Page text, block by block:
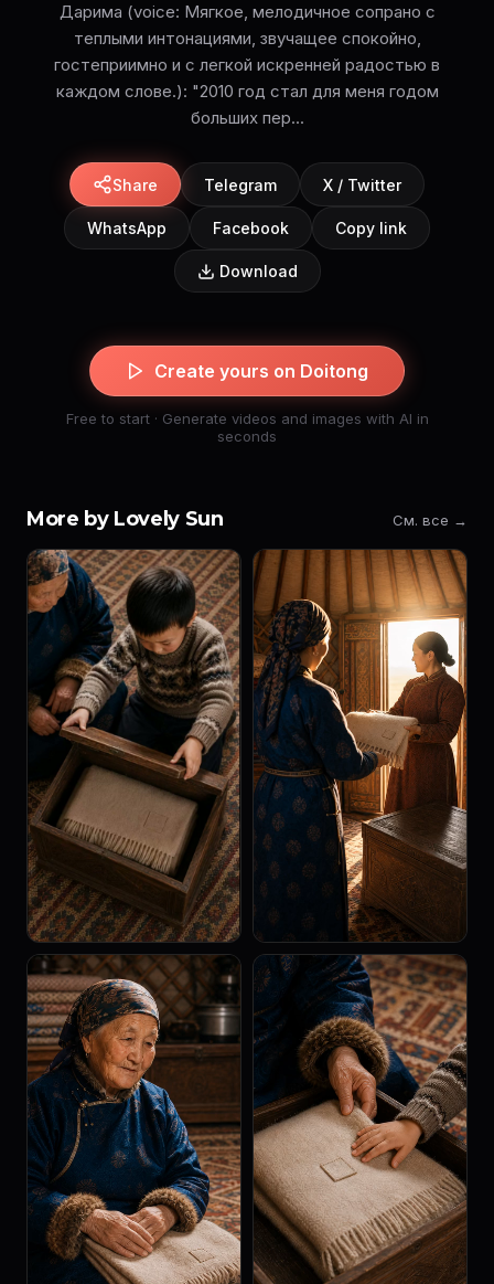
Дарима (voice: Мягкое, мелодичное сопрано с
теплыми интонациями, звучащее спокойно,
гостеприимно и с легкой искренней радостью в
каждом слове.): "2010 год стал для меня годом
больших пер...
Share Telegram X / Twitter
WhatsApp Facebook Copy link
Download
Create yours on Doitong
Free to start · Generate videos and images with AI in
seconds
More by Lovely Sun См. все →